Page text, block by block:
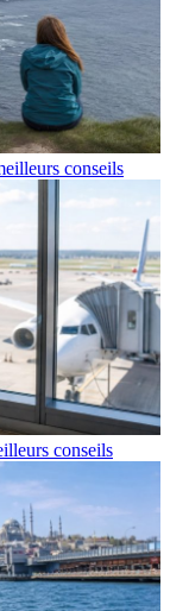
conseils
conseils